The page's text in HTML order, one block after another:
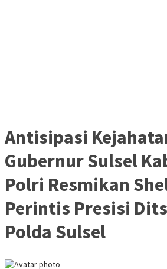
Antisipasi
Gubernur Sulsel
Polri Resmikan
Perintis Presisi
Polda Sulsel